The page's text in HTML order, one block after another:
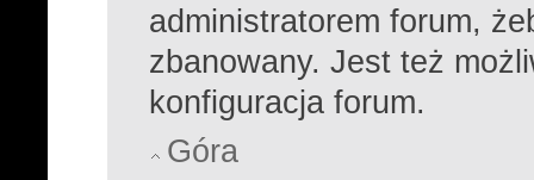
administratorem forum,
zbanowany. Jest też
konfiguracja forum.
Góra